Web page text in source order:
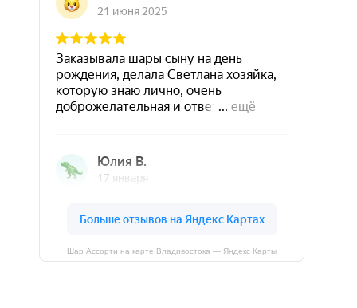
Шар Ассорти на карте Владивостока — Яндекс Карты